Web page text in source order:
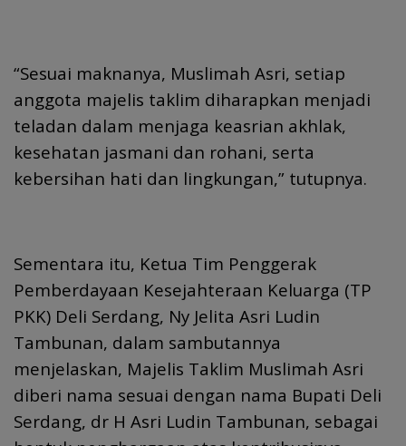
“Sesuai maknanya, Muslimah Asri, setiap
anggota majelis taklim diharapkan menjadi
teladan dalam menjaga keasrian akhlak,
kesehatan jasmani dan rohani, serta
kebersihan hati dan lingkungan,” tutupnya.
Sementara itu, Ketua Tim Penggerak
Pemberdayaan Kesejahteraan Keluarga (TP
PKK) Deli Serdang, Ny Jelita Asri Ludin
Tambunan, dalam sambutannya
menjelaskan, Majelis Taklim Muslimah Asri
diberi nama sesuai dengan nama Bupati Deli
Serdang, dr H Asri Ludin Tambunan, sebagai